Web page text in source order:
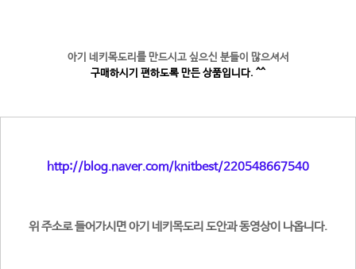
아기 네키목도리를 만드시고 싶으신 분들이 많으셔서
구매하시기 편하도록 만든 상품입니다. ^^
http://blog.naver.com/knitbest/220548667540
위 주소로 들어가시면 아기 네키목도리 도안과 동영상이 나옵니다.